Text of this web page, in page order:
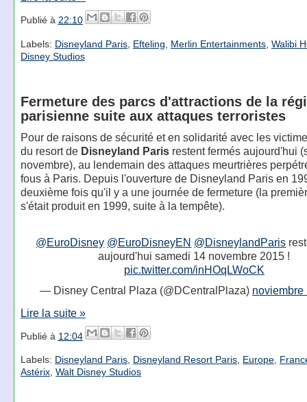
Publié à 22:10
Labels: Disneyland Paris, Efteling Merlin Entertainments, Walibi
Disney Studios
Fermeture des parcs d'attractions de la
parisienne suite aux attaques terroristes
Pour de raisons de sécurité et en solidarité avec les
du resort de Disneyland Parisrestent fermés aujourd'hui
novembre), au lendemain des attaques meurtrières
fous à Paris. Depuis l'ouverture de Disneyland Paris en
deuxième fois qu'il y a une journée de fermeture (la
s'était produit en 1999, suite à la tempête).
@EuroDisney @EuroDisneyEN @DisneylandParis
aujourd'hui samedi 14 novembre 2015 !
pic.twitter.com/inHOqLWoCK
— Disney Central Plaza (@DCentralPlaza) noviembre
Lire la suite »
Publié à 12:04
Labels: Disneyland Paris, Disneyland Resort Paris, Europe,
Astérix, Walt Disney Studios